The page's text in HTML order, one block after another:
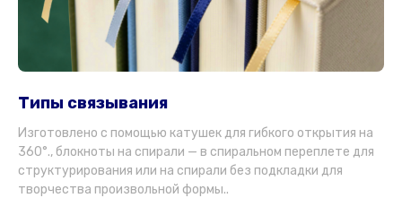
Типы связывания
Изготовлено с помощью катушек для гибкого открытия на
360°., блокноты на спирали — в спиральном переплете для
структурирования или на спирали без подкладки для
творчества произвольной формы..